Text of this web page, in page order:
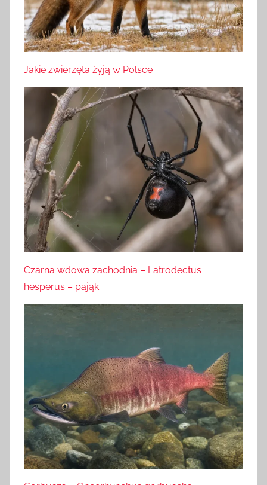
Jakie zwierzęta żyją w Polsce
Czarna wdowa zachodnia – Latrodectus
hesperus – pająk